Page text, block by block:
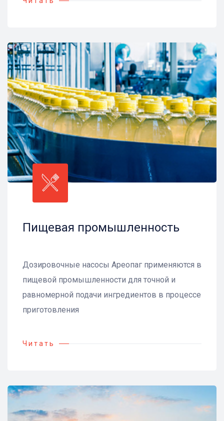
Пищевая промышленность
Дозировочные насосы Ареопаг применяются в
пищевой промышленности для точной и
равномерной подачи ингредиентов в процессе
приготовления
Читать